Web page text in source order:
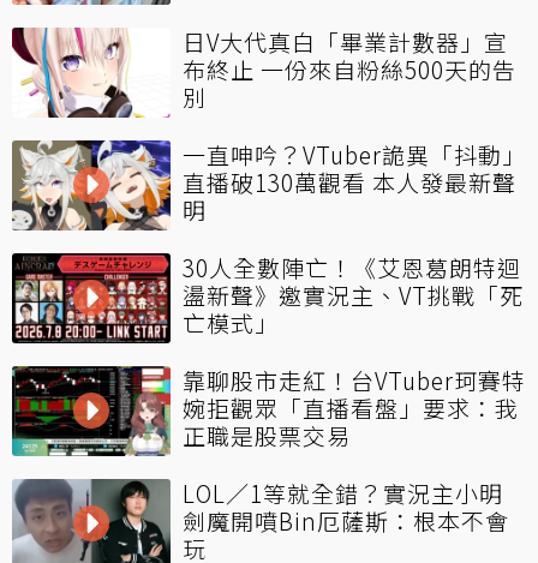
日V大代真白「畢業計數器」宣
布終止 一份來自粉絲500天的告
別
一直呻吟？VTuber詭異「抖動」
直播破130萬觀看 本人發最新聲
明
30人全數陣亡！《艾恩葛朗特迴
盪新聲》邀實況主、VT挑戰「死
亡模式」
靠聊股市走紅！台VTuber珂賽特
婉拒觀眾「直播看盤」要求：我
正職是股票交易
LOL／1等就全錯？實況主小明
劍魔開噴Bin厄薩斯：根本不會
玩